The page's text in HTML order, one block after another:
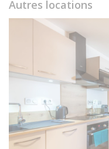
Autres locations